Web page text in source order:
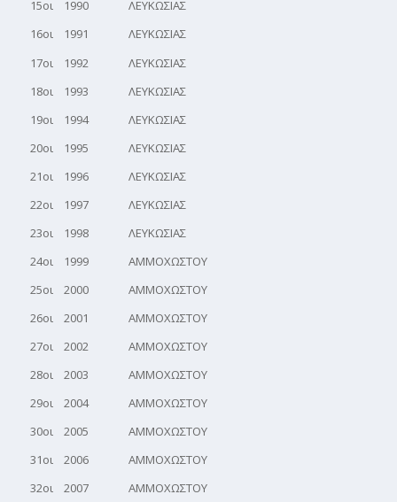
15οι 1990 ΛΕΥΚΩΣΙΑΣ
16οι 1991 ΛΕΥΚΩΣΙΑΣ
17οι 1992 ΛΕΥΚΩΣΙΑΣ
18οι 1993 ΛΕΥΚΩΣΙΑΣ
19οι 1994 ΛΕΥΚΩΣΙΑΣ
20οι 1995 ΛΕΥΚΩΣΙΑΣ
21οι 1996 ΛΕΥΚΩΣΙΑΣ
22οι 1997 ΛΕΥΚΩΣΙΑΣ
23οι 1998 ΛΕΥΚΩΣΙΑΣ
24οι 1999 ΑΜΜΟΧΩΣΤΟΥ
25οι 2000 ΑΜΜΟΧΩΣΤΟΥ
26οι 2001 ΑΜΜΟΧΩΣΤΟΥ
27οι 2002 ΑΜΜΟΧΩΣΤΟΥ
28οι 2003 ΑΜΜΟΧΩΣΤΟΥ
29οι 2004 ΑΜΜΟΧΩΣΤΟΥ
30οι 2005 ΑΜΜΟΧΩΣΤΟΥ
31οι 2006 ΑΜΜΟΧΩΣΤΟΥ
32οι 2007 ΑΜΜΟΧΩΣΤΟΥ